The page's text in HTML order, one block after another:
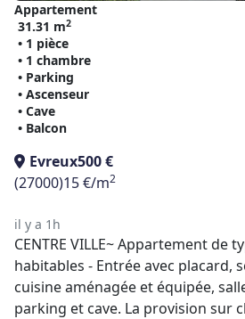
Appartement
31.31 m2
• 1 pièce
• 1 chambre
• Parking
• Ascenseur
• Cave
• Balcon
Evreux500 €
(27000)15 €/m2
il y a 1h
CENTRE VILLE~ Appartement de
habitables - Entrée avec placard,
cuisine aménagée et équipée,
parking et cave. La provision sur